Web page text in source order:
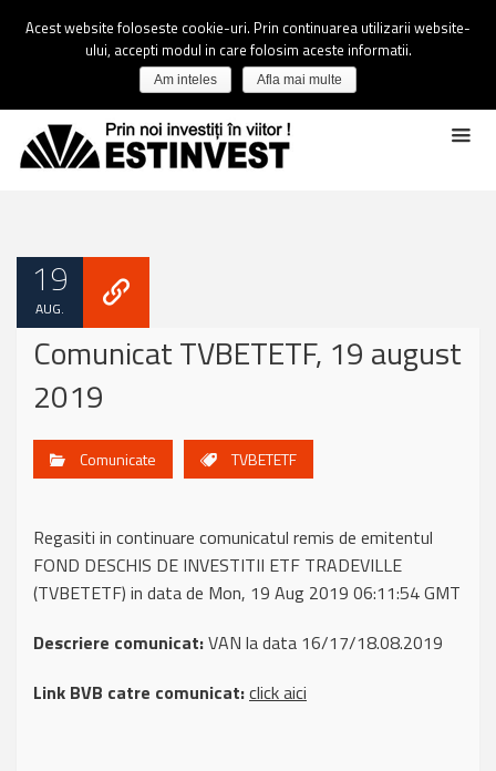
19
AUG.
Comunicat TVBETETF, 19 august
2019
Comunicate TVBETETF
Regasiti in continuare comunicatul remis de emitentul
FOND DESCHIS DE INVESTITII ETF TRADEVILLE
(TVBETETF) in data de Mon, 19 Aug 2019 06:11:54 GMT
Descriere comunicat:VAN la data 16/17/18.08.2019
Link BVB catre comunicat:click aici
Acest website foloseste cookie-uri. Prin continuarea utilizarii website-
ului, accepti modul in care folosim aceste informatii.
Am inteles Afla mai multe